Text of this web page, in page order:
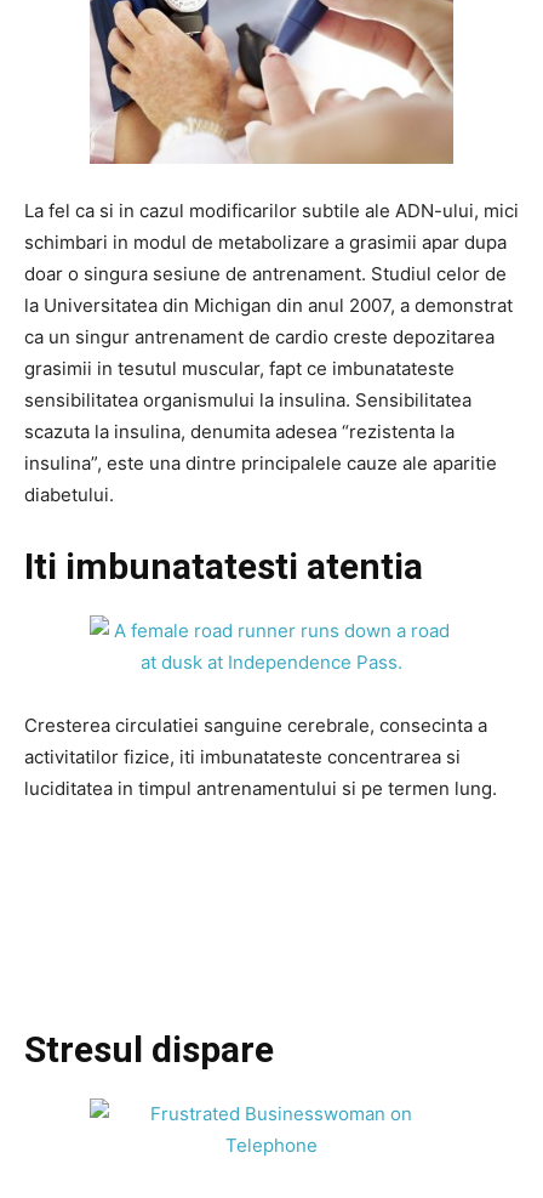
La fel ca si in cazul modificarilor subtile ale ADN-ului, mici
schimbari in modul de metabolizare a grasimii apar dupa
doar o singura sesiune de antrenament. Studiul celor de
la Universitatea din Michigan din anul 2007, a demonstrat
ca un singur antrenament de cardio creste depozitarea
grasimii in tesutul muscular, fapt ce imbunatateste
sensibilitatea organismului la insulina. Sensibilitatea
scazuta la insulina, denumita adesea “rezistenta la
insulina”, este una dintre principalele cauze ale aparitie
diabetului.
Iti imbunatatesti atentia
Cresterea circulatiei sanguine cerebrale, consecinta a
activitatilor fizice, iti imbunatateste concentrarea si
luciditatea in timpul antrenamentului si pe termen lung.
Stresul dispare